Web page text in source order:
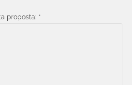
proposta: *